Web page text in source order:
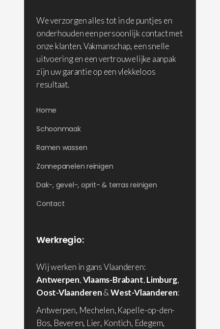
We verzorgen alles tot in de puntjes en
onderhouden een persoonlijk contact met
onze klanten. Vakmanschap, een snelle
uitvoering en een vertrouwelijke aanpak
zijn uw garantie op een vlekkeloos
resultaat.
Home
Schoonmaak
Ramen wassen
Zonnepanelen reinigen
Dak-, gevel-, oprit- & terras reinigen
Contact
Werkregio:
Wij werken in gans Vlaanderen:
Antwerpen,Vlaams-Brabant,Limburg,
Oost-Vlaanderen&West-Vlaanderen:
Antwerpen, Mechelen, Kapelle-op-den-
Bos, Beveren, Lier, Kontich, Edegem,